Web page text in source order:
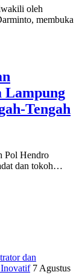
oleh
membuka
Lampung
Tengah
Pol Hendro
dan tokoh…
dan
7 Agustus